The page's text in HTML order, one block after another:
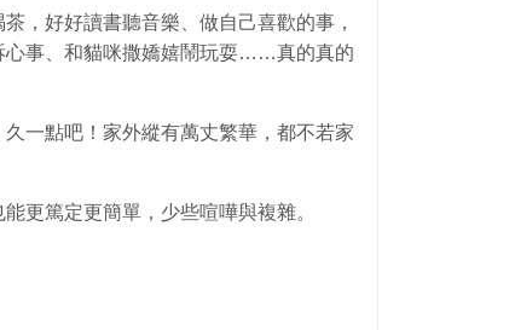
，好好讀書聽音樂、做自己喜歡的事，
心事、和貓咪撒嬌嬉鬧玩耍……真的真的
一點吧！家外縱有萬丈繁華，都不若家
更篤定更簡單，少些喧嘩與複雜。